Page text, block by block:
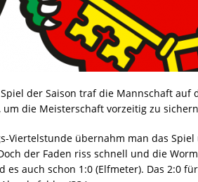
der Saison traf die Mannschaft auf
um die Meisterschaft vorzeitig zu
Viertelstunde übernahm man das
der Faden riss schnell und die
es auch schon 1:0 (Elfmeter). Das 2:0